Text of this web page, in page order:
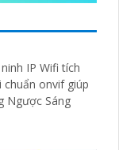
IP Wifi tích
onvif giúp